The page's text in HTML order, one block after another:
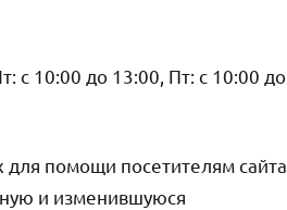
с 10:00 до 13:00, Пт: с 10:00 до
помощи посетителям сайта
и изменившуюся